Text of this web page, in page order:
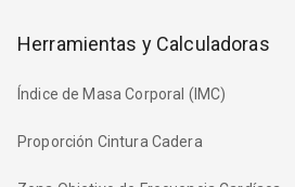
Herramientas y Calculadoras
Índice de Masa Corporal (IMC)
Proporción Cintura Cadera